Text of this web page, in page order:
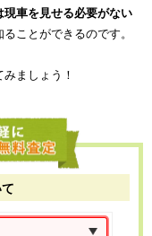
現車を見せる必要がない
ことができるのです。
ましょう！